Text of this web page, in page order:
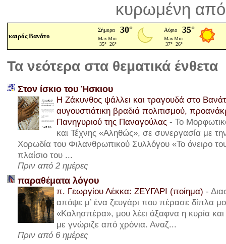
κυρωμένη
καιρός Βανάτο
Τα νεότερα στα θεματικά ένθετα
Στον ίσκιο του Ήσκιου
Η Ζάκυνθος ψάλλει και τραγουδά στο
αυγουστιάτικη βραδιά πολιτισμού,
Πανηγυριού της Παναγούλας - Το
και Τέχνης «Αληθώς», σε συνεργασία με
Χορωδία του Φιλανθρωπικού Συλλόγου «Το όνειρο
πλαίσιο του ...
Πριν από 2 ημέρες
παραθέματα λόγου
π. Γεωργίου Λέκκα: ΖΕΥΓΑΡΙ (ποίημα) -
απόψε μ’ ένα ζευγάρι που πέρασε δίπλα
«Καλησπέρα», μου λέει άξαφνα η κυρία και
με γνώριζε από χρόνια. Αναζ...
Πριν από 6 ημέρες